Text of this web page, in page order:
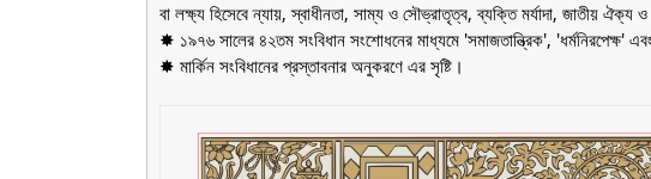
বা লক্ষ্য হিসেবে ন্যায়, স্বাধীনতা, সাম্য ও সৌভ্রাতৃত্ব, ব্যক্তি মর্যাদা, জাতীয় ঐক্য
✸ ১৯৭৬ সালের ৪২তম সংবিধান সংশোধনের মাধ্যমে 'সমাজতান্ত্রিক', 'ধর্মনিরপেক্ষ'
✸ মার্কিন সংবিধানের প্রস্তাবনার অনুকরণে এর সৃষ্টি।